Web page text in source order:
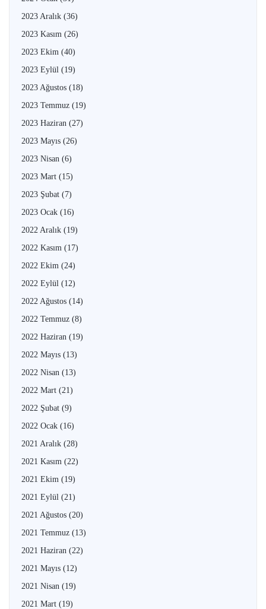
2023 Aralık (36)
2023 Kasım (26)
2023 Ekim (40)
2023 Eylül (19)
2023 Ağustos (18)
2023 Temmuz (19)
2023 Haziran (27)
2023 Mayıs (26)
2023 Nisan (6)
2023 Mart (15)
2023 Şubat (7)
2023 Ocak (16)
2022 Aralık (19)
2022 Kasım (17)
2022 Ekim (24)
2022 Eylül (12)
2022 Ağustos (14)
2022 Temmuz (8)
2022 Haziran (19)
2022 Mayıs (13)
2022 Nisan (13)
2022 Mart (21)
2022 Şubat (9)
2022 Ocak (16)
2021 Aralık (28)
2021 Kasım (22)
2021 Ekim (19)
2021 Eylül (21)
2021 Ağustos (20)
2021 Temmuz (13)
2021 Haziran (22)
2021 Mayıs (12)
2021 Nisan (19)
2021 Mart (19)